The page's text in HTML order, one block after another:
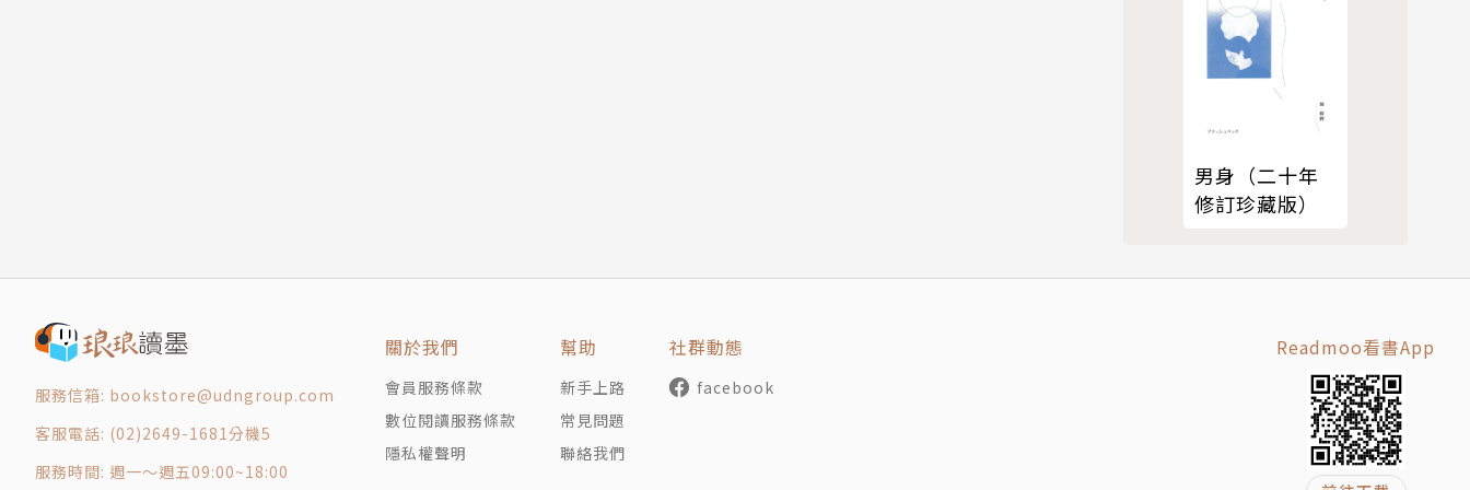
譯者
謝佩妏
清大外文所畢，專職譯者。
25 剪翅
26 黃蜂刺
28 白色死神
29 真實夢境
男身（二十年
修訂珍藏版）
服務信箱: bookstore@udngroup.com
客服電話: (02)2649-1681分機5
服務時間: 週一～週五09:00~18:00
關於我們
會員服務條款
數位閱讀服務條款
隱私權聲明
幫助
新手上路
常見問題
聯絡我們
社群動態
facebook
Readmoo看書App